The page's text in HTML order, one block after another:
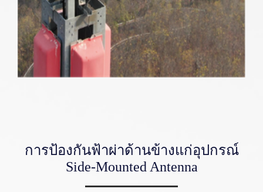
การป้องกันฟ้าผ่าด้านข้างแก่อุปกรณ์
Side-Mounted Antenna